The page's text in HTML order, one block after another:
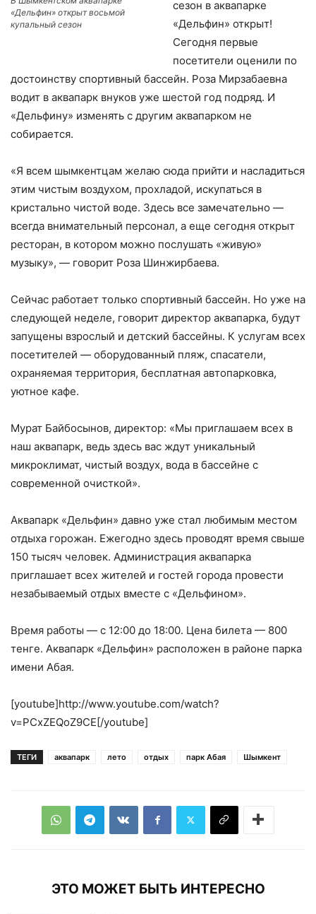
«Дельфин» открыт восьмой
купальный сезон
сезон в аквапарке
«Дельфин» открыт!
Сегодня первые
посетители оценили по
достоинству спортивный бассейн. Роза Мирзабаевна
водит в аквапарк внуков уже шестой год подряд. И
«Дельфину» изменять с другим аквапарком не
собирается.
«Я всем шымкентцам желаю сюда прийти и насладиться
этим чистым воздухом, прохладой, искупаться в
кристально чистой воде. Здесь все замечательно —
всегда внимательный персонал, а еще сегодня открыт
ресторан, в котором можно послушать «живую»
музыку», — говорит Роза Шинжирбаева.
Сейчас работает только спортивный бассейн. Но уже на
следующей неделе, говорит директор аквапарка, будут
запущены взрослый и детский бассейны. К услугам всех
посетителей — оборудованный пляж, спасатели,
охраняемая территория, бесплатная автопарковка,
уютное кафе.
Мурат Байбосынов, директор: «Мы приглашаем всех в
наш аквапарк, ведь здесь вас ждут уникальный
микроклимат, чистый воздух, вода в бассейне с
современной очисткой».
Аквапарк «Дельфин» давно уже стал любимым местом
отдыха горожан. Ежегодно здесь проводят время свыше
150 тысяч человек. Администрация аквапарка
приглашает всех жителей и гостей города провести
незабываемый отдых вместе с «Дельфином».
Время работы — с 12:00 до 18:00. Цена билета — 800
тенге. Аквапарк «Дельфин» расположен в районе парка
имени Абая.
[youtube]http://www.youtube.com/watch?
v=PCxZEQoZ9CE[/youtube]
ТЕГИ аквапарк лето отдых парк Абая Шымкент
ЭТО МОЖЕТ БЫТЬ ИНТЕРЕСНО